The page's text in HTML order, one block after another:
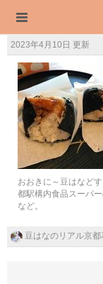
2023年4月10日 更新
おおきに～豆はなど
都駅構内食品スーパ
など。
豆はなのリアル京